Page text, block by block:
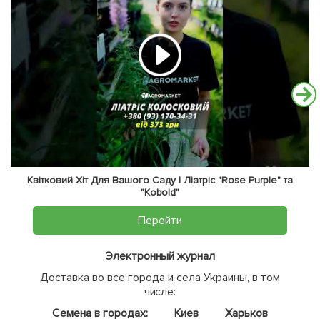
Квітковий Хіт Для Вашого Саду | Ліатріс "Rose Purple" та
"Kobold"
Перейти
Электронный журнал
Доставка во все города и села Украины, в том
числе:
Семена в городах:
Киев
Харьков